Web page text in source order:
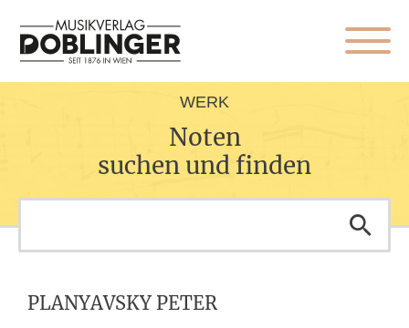
WERK
Noten
suchen und finden
PLANYAVSKY PETER